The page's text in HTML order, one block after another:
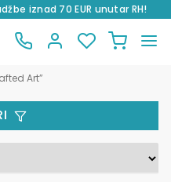
iznad 70 EUR unutar RH!
Art”